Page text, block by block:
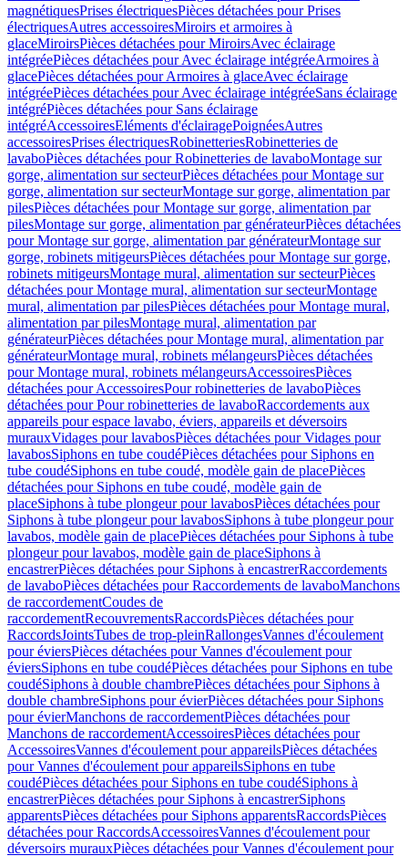
magnétiquesPrises électriquesPièces détachées pour Prises
électriquesAutres accessoiresMiroirs et armoires à
glaceMiroirsPièces détachées pour MiroirsAvec éclairage
intégréePièces détachées pour Avec éclairage intégréeArmoires à
glacePièces détachées pour Armoires à glaceAvec éclairage
intégréePièces détachées pour Avec éclairage intégréeSans éclairage
intégréPièces détachées pour Sans éclairage
intégréAccessoiresEléments d'éclairagePoignéesAutres
accessoiresPrises électriquesRobinetteriesRobinetteries de
lavaboPièces détachées pour Robinetteries de lavaboMontage sur
gorge, alimentation sur secteurPièces détachées pour Montage sur
gorge, alimentation sur secteurMontage sur gorge, alimentation par
pilesPièces détachées pour Montage sur gorge, alimentation par
pilesMontage sur gorge, alimentation par générateurPièces détachées
pour Montage sur gorge, alimentation par générateurMontage sur
gorge, robinets mitigeursPièces détachées pour Montage sur gorge,
robinets mitigeursMontage mural, alimentation sur secteurPièces
détachées pour Montage mural, alimentation sur secteurMontage
mural, alimentation par pilesPièces détachées pour Montage mural,
alimentation par pilesMontage mural, alimentation par
générateurPièces détachées pour Montage mural, alimentation par
générateurMontage mural, robinets mélangeursPièces détachées
pour Montage mural, robinets mélangeursAccessoiresPièces
détachées pour AccessoiresPour robinetteries de lavaboPièces
détachées pour Pour robinetteries de lavaboRaccordements aux
appareils pour espace lavabo, éviers, appareils et déversoirs
murauxVidages pour lavabosPièces détachées pour Vidages pour
lavabosSiphons en tube coudéPièces détachées pour Siphons en
tube coudéSiphons en tube coudé, modèle gain de placePièces
détachées pour Siphons en tube coudé, modèle gain de
placeSiphons à tube plongeur pour lavabosPièces détachées pour
Siphons à tube plongeur pour lavabosSiphons à tube plongeur pour
lavabos, modèle gain de placePièces détachées pour Siphons à tube
plongeur pour lavabos, modèle gain de placeSiphons à
encastrerPièces détachées pour Siphons à encastrerRaccordements
de lavaboPièces détachées pour Raccordements de lavaboManchons
de raccordementCoudes de
raccordementRecouvrementsRaccordsPièces détachées pour
RaccordsJointsTubes de trop-pleinRallongesVannes d'écoulement
pour éviersPièces détachées pour Vannes d'écoulement pour
éviersSiphons en tube coudéPièces détachées pour Siphons en tube
coudéSiphons à double chambrePièces détachées pour Siphons à
double chambreSiphons pour évierPièces détachées pour Siphons
pour évierManchons de raccordementPièces détachées pour
Manchons de raccordementAccessoiresPièces détachées pour
AccessoiresVannes d'écoulement pour appareilsPièces détachées
pour Vannes d'écoulement pour appareilsSiphons en tube
coudéPièces détachées pour Siphons en tube coudéSiphons à
encastrerPièces détachées pour Siphons à encastrerSiphons
apparentsPièces détachées pour Siphons apparentsRaccordsPièces
détachées pour RaccordsAccessoiresVannes d'écoulement pour
déversoirs murauxPièces détachées pour Vannes d'écoulement pour